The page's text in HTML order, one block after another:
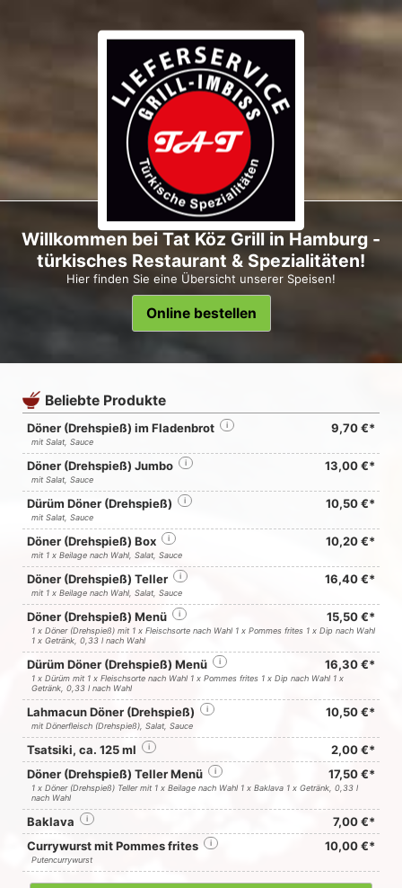
Willkommen bei Tat Köz Grill in Hamburg -
türkisches Restaurant & Spezialitäten!
Hier finden Sie eine Übersicht unserer Speisen!
Online bestellen
Beliebte Produkte
Döner (Drehspieß) im Fladenbrot i 9,70 €*
mit Salat, Sauce
Döner (Drehspieß) Jumbo i 13,00 €*
mit Salat, Sauce
Dürüm Döner (Drehspieß) i 10,50 €*
mit Salat, Sauce
Döner (Drehspieß) Box i 10,20 €*
mit 1 x Beilage nach Wahl, Salat, Sauce
Döner (Drehspieß) Teller i 16,40 €*
mit 1 x Beilage nach Wahl, Salat, Sauce
Döner (Drehspieß) Menü i 15,50 €*
1 x Döner (Drehspieß) mit 1 x Fleischsorte nach Wahl 1 x Pommes frites 1 x Dip nach Wahl
1 x Getränk, 0,33 l nach Wahl
Dürüm Döner (Drehspieß) Menü i 16,30 €*
1 x Dürüm mit 1 x Fleischsorte nach Wahl 1 x Pommes frites 1 x Dip nach Wahl 1 x
Getränk, 0,33 l nach Wahl
Lahmacun Döner (Drehspieß) i 10,50 €*
mit Dönerfleisch (Drehspieß), Salat, Sauce
Tsatsiki, ca. 125 ml i
2,00 €*
Döner (Drehspieß) Teller Menü
i 17,50 €*
1 x Döner (Drehspieß) Teller mit 1 x Beilage nach Wahl 1 x Baklava 1 x Getränk, 0,33 l
nach Wahl
Baklava i
7,00 €*
Currywurst mit Pommes frites
i 10,00 €*
Putencurrywurst